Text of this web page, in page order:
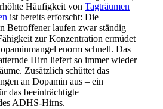
Häufigkeit vonTagträumen
ist bereits erforscht: Die
Betroffener laufen zwar ständig
zur Konzentration ermüdet
enorm schnell. Das
Hirn liefert so immer wieder
Zusätzlich schüttet das
an Dopamin aus – ein
das beeinträchtigte
ADHS-Hirns.